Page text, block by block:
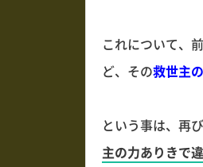
これについて、
ど、その救世主
という事は、再
主の力ありきで